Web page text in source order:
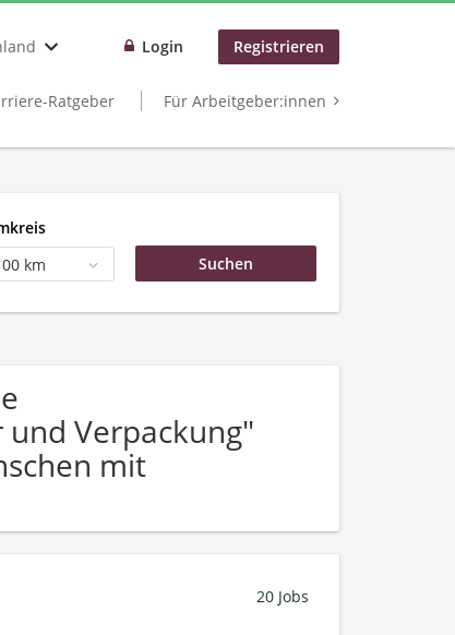
Login Registrieren
Ratgeber Für Arbeitgeber:innen
km
Verpackung"
mit
20 Jobs